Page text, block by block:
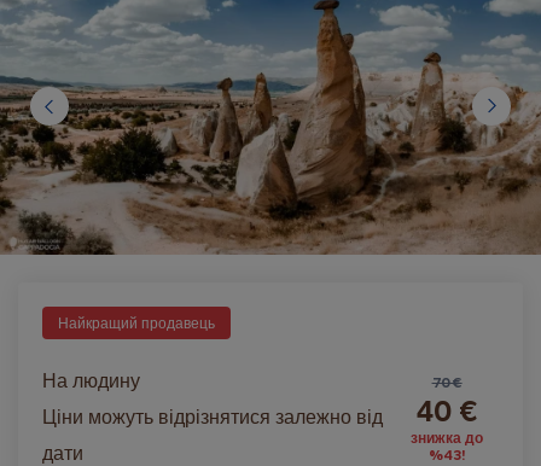
Найкращий продавець
На людину
Ціни можуть відрізнятися залежно від
дати
70 €
40 €
знижка до
%43!